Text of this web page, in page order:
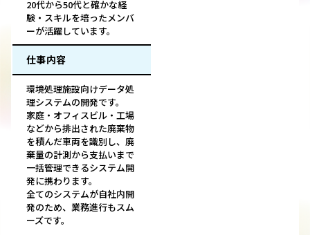
20代から50代と確かな経
験・スキルを培ったメンバ
ーが活躍しています。
仕事内容
環境処理施設向けデータ処
理システムの開発です。
家庭・オフィスビル・工場
などから排出された廃棄物
を積んだ車両を識別し、廃
棄量の計測から支払いまで
一括管理できるシステム開
発に携わります。
全てのシステムが自社内開
発のため、業務進行もスム
ーズです。